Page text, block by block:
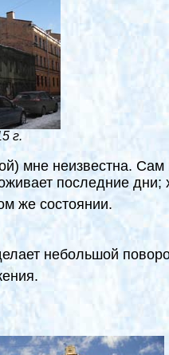
г.
мне неизвестна.
последние дни;
же состоянии.
небольшой